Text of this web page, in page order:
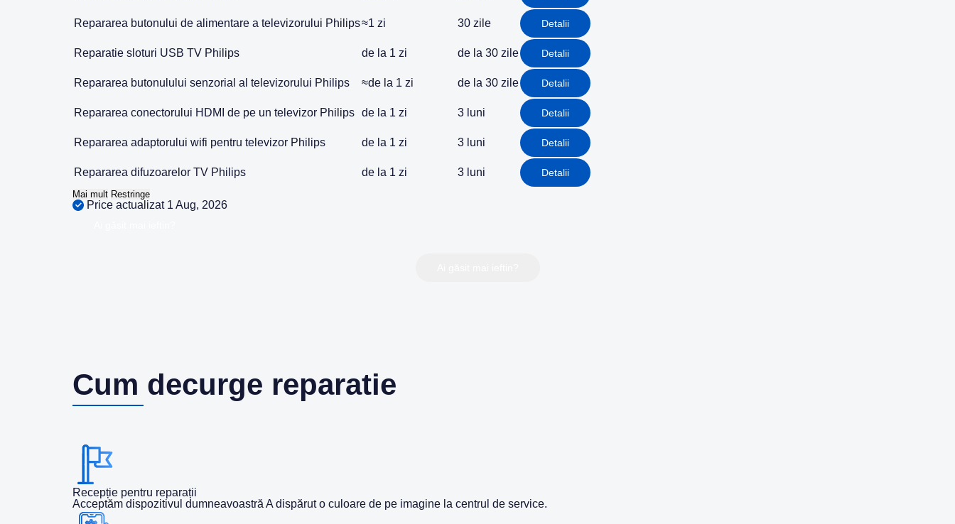
Repararea butonului de alimentare a televizorului Philips≈1 zi 30 zile Detalii
Reparatie sloturi USB TV Philips de la 1 zi de la 30 zile Detalii
Repararea butonulului senzorial al televizorului Philips ≈de la 1 zi de la 30 zile Detalii
Repararea conectorului HDMI de pe un televizor Philips de la 1 zi 3 luni Detalii
Repararea adaptorului wifi pentru televizor Philips de la 1 zi 3 luni Detalii
Repararea difuzoarelor TV Philips de la 1 zi 3 luni Detalii
Mai mult Restringe
Price actualizat 1 Aug, 2026
Cum decurge reparatie
Recepție pentru reparații
Acceptăm dispozitivul dumneavoastră A dispărut o culoare de pe imagine la centrul de service.